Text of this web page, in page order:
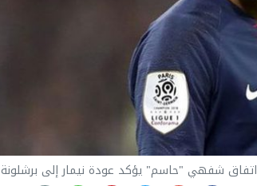
اتفاق شفهي "حاسم" يؤكد عودة نيمار إلى برشلونة